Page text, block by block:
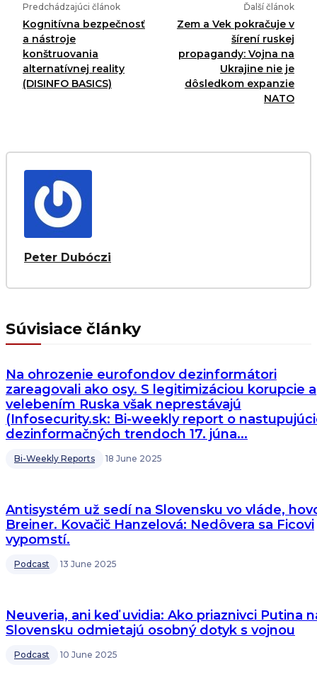
Predchádzajúci článok
Kognitívna bezpečnosť
a nástroje
konštruovania
alternatívnej reality
(DISINFO BASICS)
Ďalší článok
Zem a Vek pokračuje v
šírení ruskej
propagandy: Vojna na
Ukrajine nie je
dôsledkom expanzie
NATO
Peter Dubóczi
Súvisiace články
Na ohrozenie eurofondov dezinformátori
zareagovali ako osy. S legitimizáciou korupcie a
velebením Ruska však neprestávajú
(Infosecurity.sk: Bi-weekly report o
dezinformačných trendoch 17. júna...
Bi-Weekly Reports 18 June 2025
Antisystém už sedí na Slovensku vo vláde,
Breiner. Kovačič Hanzelová: Nedôvera sa Ficovi
vypomstí.
Podcast 13 June 2025
Neuveria, ani keď uvidia: Ako priaznivci Putina
Slovensku odmietajú osobný dotyk s vojnou
Podcast 10 June 2025